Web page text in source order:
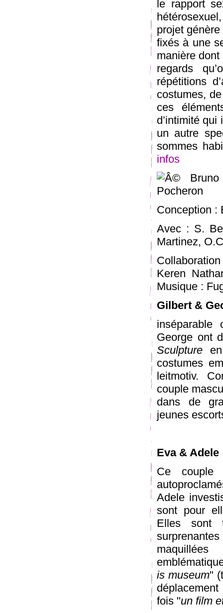
le rapport
projet
fixés à une
manière
regards
répétitions
costumes,
ces
d’intimité
un autre
sommes
infos
Conception :
Avec : S.
Martinez,
Keren
Musique :
Gilbert &
inséparable
George ont
Sculpture
costumes
leitmotiv.
couple
dans de
jeunes
Eva & Adele
Ce couple
Adele
sont pour
Elles sont
is museum"
fois "un film